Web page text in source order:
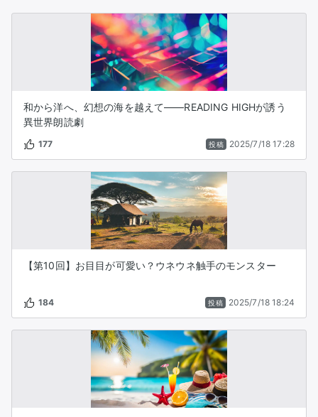
和から洋へ、幻想の海を越えて――READING HIGHが誘う
異世界朗読劇
177 投稿 2025/7/18 17:28
【第10回】お目目が可愛い？ウネウネ触手のモンスター
184 投稿 2025/7/18 18:24